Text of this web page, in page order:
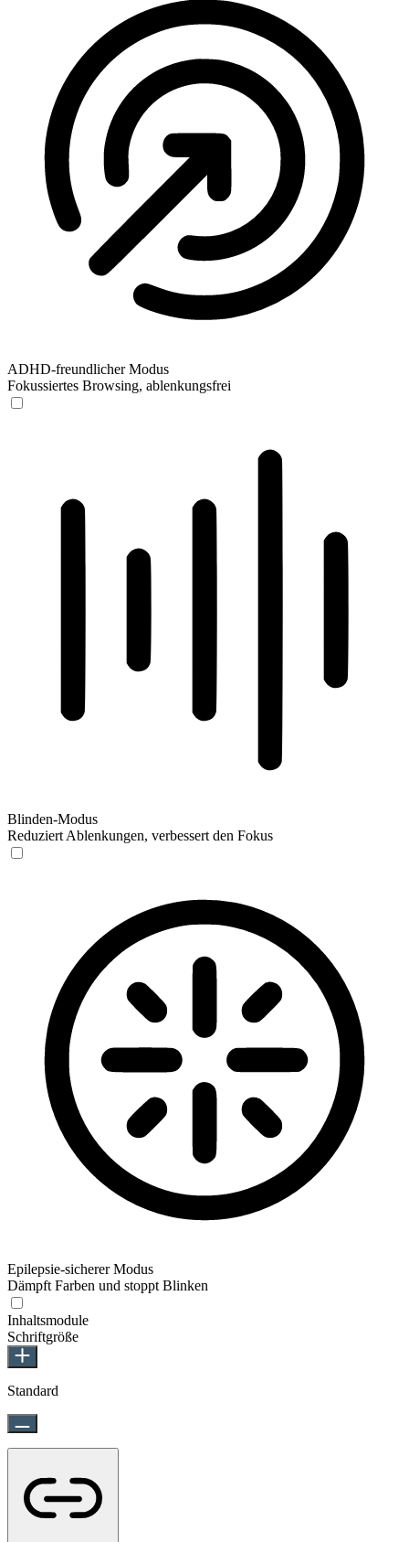
ADHD-freundlicher Modus
Fokussiertes Browsing, ablenkungsfrei
Blinden-Modus
Reduziert Ablenkungen, verbessert den Fokus
Epilepsie-sicherer Modus
Dämpft Farben und stoppt Blinken
Inhaltsmodule
Schriftgröße
Standard